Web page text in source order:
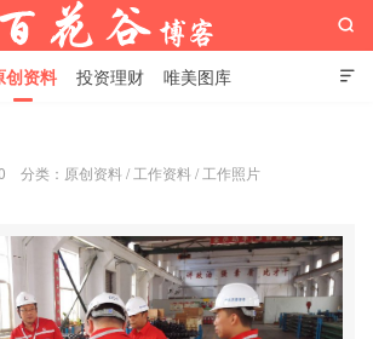

创资料 投资理财 唯美图库

分类： 原创资料 / 工作资料 / 工作照片